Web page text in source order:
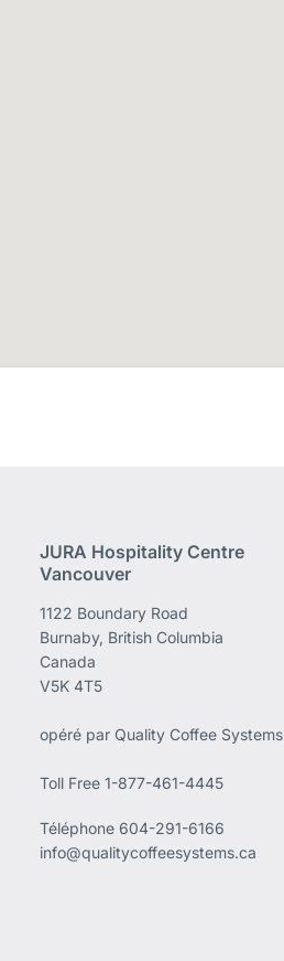
JURA Hospitality Centre
Vancouver
1122 Boundary Road
Burnaby, British Columbia
Canada
V5K 4T5
opéré par Quality Coffee Systems
Toll Free 1-877-461-4445
Téléphone604-291-6166
info@qualitycoffeesystems.ca